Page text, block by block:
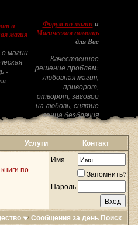
и
магия
магии
-
Форум по магиии
Магическая помощь
для Вас
Качественное
решение проблем:
любовная магия,
приворот,
отворот, заговор
на любовь, снятие
венца безбрачия
Услуги Контакт
по
Имя
Запомнить?
Пароль
Сообщения за день Поиск